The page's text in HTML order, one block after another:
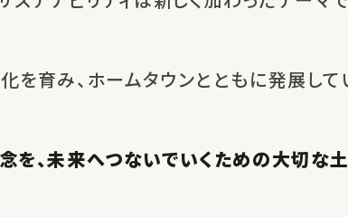
を育み、 ホームタウンとともに発展して
を、未来へつないでいくための大切な